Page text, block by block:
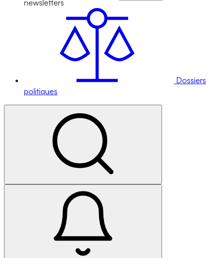
newsletters
Dossiers
politiques